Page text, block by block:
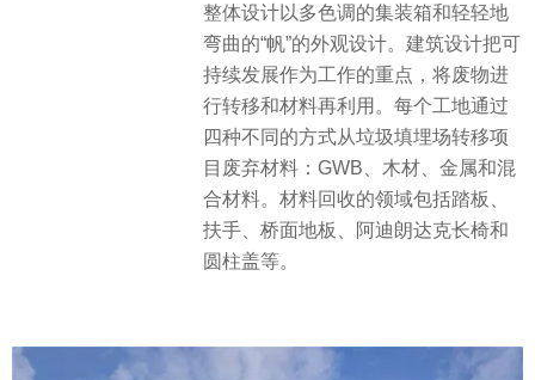
整体设计以多色调的集装箱和轻轻地
弯曲的“帆”的外观设计。建筑设计把可
持续发展作为工作的重点，将废物进
行转移和材料再利用。每个工地通过
四种不同的方式从垃圾填埋场转移项
目废弃材料：GWB、木材、金属和混
合材料。材料回收的领域包括踏板、
扶手、桥面地板、阿迪朗达克长椅和
圆柱盖等。